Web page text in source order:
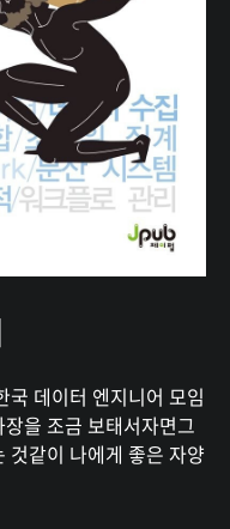
국 데이터 엔지니어 모임
을 조금 보태서자면그
것같이 나에게 좋은 자양